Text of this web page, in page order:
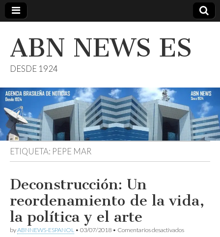
ABN NEWS ES
DESDE 1924
ETIQUETA: PEPE MAR
Deconstrucción: Un
reordenamiento de la vida,
la política y el arte
byABNNEWS-ESPANOL • 03/07/2018 • Comentarios desactivadosen